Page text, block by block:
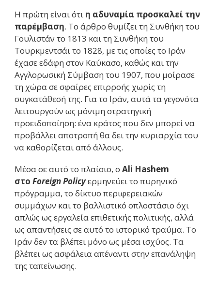
Η πρώτη είναι ότι η αδυναμία προσκαλεί την
παρέμβαση. Το άρθρο θυμίζει τη Συνθήκη του
Γουλιστάν το 1813 και τη Συνθήκη του
Τουρκμεντσάι το 1828, με τις οποίες το Ιράν
έχασε εδάφη στον Καύκασο, καθώς και την
Αγγλορωσική Σύμβαση του 1907, που μοίρασε
τη χώρα σε σφαίρες επιρροής χωρίς τη
συγκατάθεσή της. Για το Ιράν, αυτά τα γεγονότα
λειτουργούν ως μόνιμη στρατηγική
προειδοποίηση: ένα κράτος που δεν μπορεί να
προβάλλει αποτροπή θα δει την κυριαρχία του
να καθορίζεται από άλλους.
Μέσα σε αυτό το πλαίσιο, ο Ali Hashem
στο Foreign Policyερμηνεύει το πυρηνικό
πρόγραμμα, το δίκτυο περιφερειακών
συμμάχων και το βαλλιστικό οπλοστάσιο όχι
απλώς ως εργαλεία επιθετικής πολιτικής, αλλά
ως απαντήσεις σε αυτό το ιστορικό τραύμα. Το
Ιράν δεν τα βλέπει μόνο ως μέσα ισχύος. Τα
βλέπει ως ασφάλεια απέναντι στην επανάληψη
της ταπείνωσης.